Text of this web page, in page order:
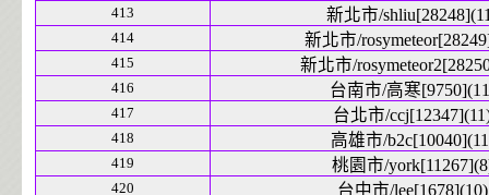
413 新北市/
414 新北市/
415 新北市/
416 台南市/高寒
417 台北市/
418 高雄市/
419 桃園市/
420 台中市/lee[1678](10)